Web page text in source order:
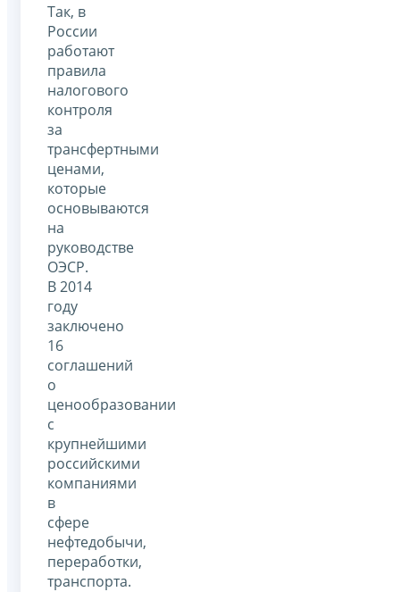
Так, в
России
работают
правила
налогового
контроля
за
трансфертными
ценами,
которые
основываются
на
руководстве
ОЭСР.
В 2014
году
заключено
16
соглашений
о
ценообразовании
с
крупнейшими
российскими
компаниями
в
сфере
нефтедобычи,
переработки,
транспорта.